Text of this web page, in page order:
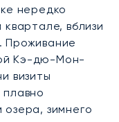
нередко
вблизи
Кэ-дю-Мон-
визиты
зимнего